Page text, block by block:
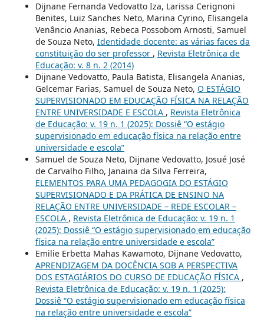
Dijnane Fernanda Vedovatto Iza, Larissa Cerignoni
Benites, Luiz Sanches Neto, Marina Cyrino, Elisangela
Venâncio Ananias, Rebeca Possobom Arnosti, Samuel
de Souza Neto, Identidade docente: as várias faces da
constituição do ser professor , Revista Eletrônica de
Educação: v. 8 n. 2 (2014)
Dijnane Vedovatto, Paula Batista, Elisangela Ananias,
Gelcemar Farias, Samuel de Souza Neto, O ESTÁGIO
SUPERVISIONADO EM EDUCAÇÃO FÍSICA NA RELAÇÃO
ENTRE UNIVERSIDADE E ESCOLA , Revista Eletrônica
de Educação: v. 19 n. 1 (2025): Dossiê “O estágio
supervisionado em educação física na relação entre
universidade e escola”
Samuel de Souza Neto, Dijnane Vedovatto, Josué José
de Carvalho Filho, Janaina da Silva Ferreira,
ELEMENTOS PARA UMA PEDAGOGIA DO ESTÁGIO
SUPERVISIONADO E DA PRÁTICA DE ENSINO NA
RELAÇÃO ENTRE UNIVERSIDADE – REDE ESCOLAR –
ESCOLA , Revista Eletrônica de Educação: v. 19 n. 1
(2025): Dossiê “O estágio supervisionado em educação
física na relação entre universidade e escola”
Emilie Erbetta Mahas Kawamoto, Dijnane Vedovatto,
APRENDIZAGEM DA DOCÊNCIA SOB A PERSPECTIVA
DOS ESTAGIÁRIOS DO CURSO DE EDUCAÇÃO FÍSICA ,
Revista Eletrônica de Educação: v. 19 n. 1 (2025):
Dossiê “O estágio supervisionado em educação física
na relação entre universidade e escola”